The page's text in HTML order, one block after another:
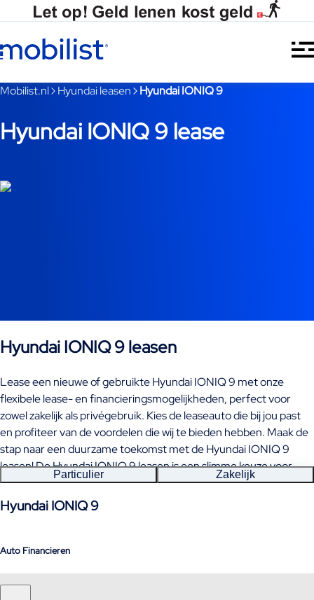
Ga naar hoofdinhoud
Je bent nu voorbij het hoofdmenu
Mobilist.nl Hyundai leasen Hyundai IONIQ 9
Hyundai IONIQ 9 lease
Hyundai IONIQ 9 leasen
Lease een nieuwe of gebruikte Hyundai IONIQ 9 met onze
flexibele lease- en financieringsmogelijkheden, perfect voor
zowel zakelijk als privégebruik. Kies de leaseauto die bij jou past
en profiteer van de voordelen die wij te bieden hebben. Maak de
stap naar een duurzame toekomst met de Hyundai IONIQ 9
leasen! De Hyundai IONIQ 9 leasen is een slimme keuze voor
iedereen die waarde hecht aan comfort en duurzaamheid.
Particulier Zakelijk
Hyundai IONIQ 9
Auto Financieren